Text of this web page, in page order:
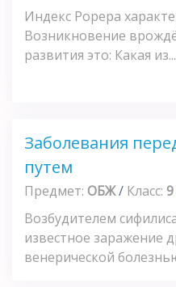
Индекс Рорера
Возникновение
развития это: Какая из...
Заболевания
путем
Предмет: ОБЖ/ Класс: 9
Возбудителем
известное заражение
венерической